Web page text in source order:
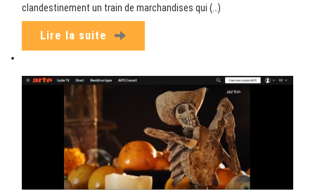
clandestinement un train de marchandises qui (…)
Lire la suite